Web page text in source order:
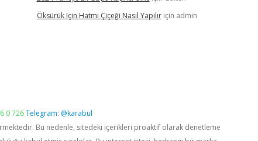
Öksürük Için Hatmi Çiçeği Nasıl Yapılıriçin admin
0 726Telegram: @karabul
Bu nedenle, sitedeki içerikleri proaktif olarak denetleme